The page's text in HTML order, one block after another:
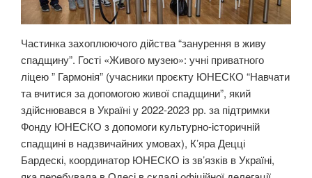
Частинка захоплюючого дійства “занурення в живу
спадщину”. Гості «Живого музею»: учні приватного
ліцею ” Гармонія” (учасники проєкту ЮНЕСКО “Навчати
та вчитися за допомогою живої спадщини”, який
здійснювався в Україні у 2022-2023 рр. за підтримки
Фонду ЮНЕСКО з допомоги культурно-історичній
спадщині в надзвичайних умовах), К’яра Децці
Бардескі, координатор ЮНЕСКО із зв’язків в Україні,